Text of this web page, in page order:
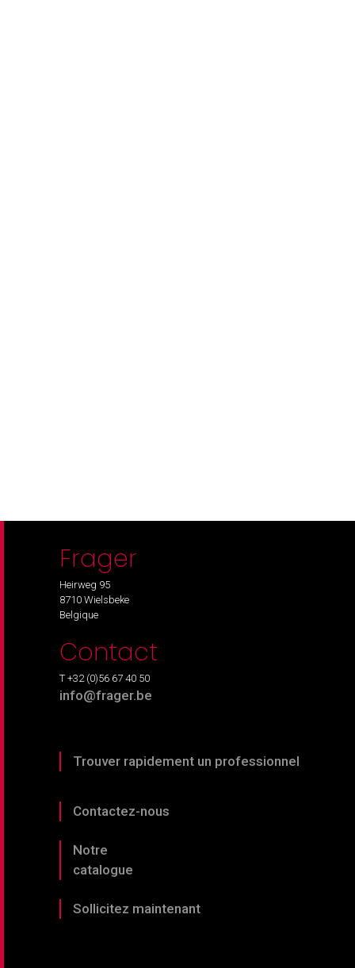
Frager
Heirweg 95
8710 Wielsbeke
Belgique
Contact
T +32 (0)56 67 40 50
info@frager.be
Trouver rapidement un professionnel
Contactez-nous
Notre
catalogue
Sollicitez maintenant